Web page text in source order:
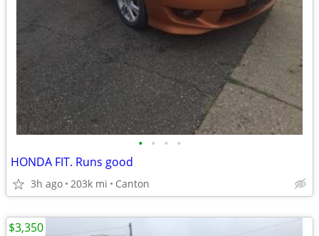
• • • •
HONDA FIT. Runs good
3h ago 203k mi Canton
$3,350